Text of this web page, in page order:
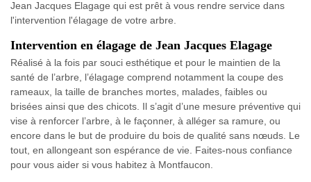
Jean Jacques Elagage qui est prêt à vous rendre service dans
l'intervention l'élagage de votre arbre.
Intervention en élagage de Jean Jacques Elagage
Réalisé à la fois par souci esthétique et pour le maintien de la
santé de l’arbre, l’élagage comprend notamment la coupe des
rameaux, la taille de branches mortes, malades, faibles ou
brisées ainsi que des chicots. Il s’agit d’une mesure préventive qui
vise à renforcer l’arbre, à le façonner, à alléger sa ramure, ou
encore dans le but de produire du bois de qualité sans nœuds. Le
tout, en allongeant son espérance de vie. Faites-nous confiance
pour vous aider si vous habitez à Montfaucon.